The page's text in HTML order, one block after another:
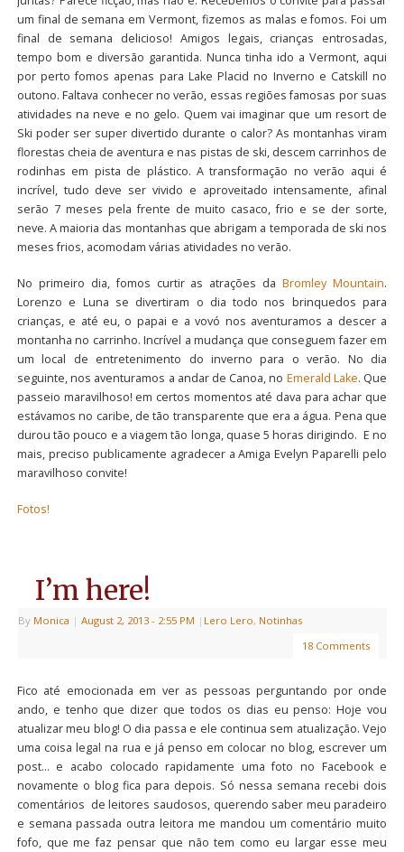
um final de semana em Vermont, fizemos as malas e fomos. Foi um
final de semana delicioso! Amigos legais, crianças entrosadas,
tempo bom e diversão garantida. Nunca tinha ido a Vermont, aqui
por perto fomos apenas para Lake Placid no Inverno e Catskill no
outono. Faltava conhecer no verão, essas regiões famosas por suas
atividades na neve e no gelo. Quem vai imaginar que um resort de
Ski poder ser super divertido durante o calor? As montanhas viram
florestas cheia de aventura e nas pistas de ski, descem carrinhos de
rodinhas em pista de plástico. A transformação no verão aqui é
incrível, tudo deve ser vivido e aproveitado intensamente, afinal
serão 7 meses pela frente de muito casaco, frio e se der sorte,
neve. A maioria das montanhas que abrigam a temporada de ski nos
meses frios, acomodam várias atividades no verão.
No primeiro dia, fomos curtir as atrações daBromley Mountain.
Lorenzo e Luna se divertiram o dia todo nos brinquedos para
crianças, e até eu, o papai e a vovó nos aventuramos a descer a
montanha no carrinho. Incrível a mudança que conseguem fazer em
um local de entretenimento do inverno para o verão. No dia
seguinte, nos aventuramos a andar de Canoa, no Emerald Lake. Que
passeio maravilhoso! em certos momentos até dava para achar que
estávamos no caribe, de tão transparente que era a água. Pena que
durou tão pouco e a viagem tão longa, quase 5 horas dirigindo. E no
mais, preciso publicamente agradecer a Amiga Evelyn Paparelli pelo
maravilhoso convite!
Fotos!
I’m here!
By Monica | August 2, 2013 - 2:55 PM | Lero Lero, Notinhas
18 Comments
Fico até emocionada em ver as pessoas perguntando por onde
ando, e tenho que dizer que todos os dias eu penso: Hoje vou
atualizar meu blog! O dia passa e ele continua sem atualização. Vejo
uma coisa legal na rua e já penso em colocar no blog, escrever um
post… e acabo colocado rapidamente uma foto no Facebook e
novamente o blog fica para depois. Só nessa semana recebi dois
comentários de leitores saudosos, querendo saber meu paradeiro
e semana passada outra leitora me mandou um comentário muito
fofo, que me faz pensar que não tem como eu largar esse meu